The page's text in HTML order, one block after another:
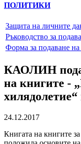
ПОЛИТИКИ
Защита на личните
Ръководство за
Форма за подаване
КАОЛИН
на книгите -
24.12.2017
Книгата на книгите